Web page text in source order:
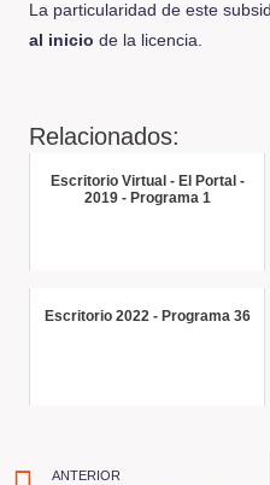
La particularidad de este
al inicio de la licencia.
Relacionados:
Escritorio Virtual - El Portal -
2019 - Programa 1
Escritorio 2022 - Programa 36
ANTERIOR